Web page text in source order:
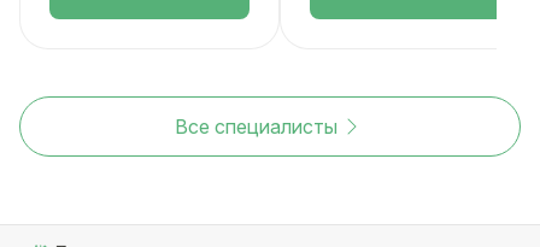
Все специалисты